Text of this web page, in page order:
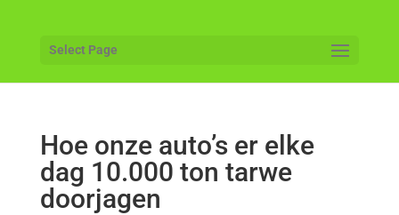
Select Page
Hoe onze auto’s er elke
dag 10.000 ton tarwe
doorjagen